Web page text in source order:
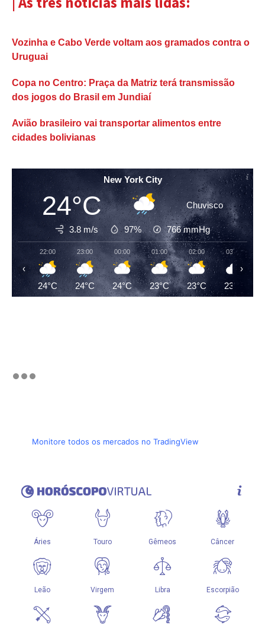
Vozinha e Cabo Verde voltam aos gramados contra o
Uruguai
Copa no Centro: Praça da Matriz terá transmissão
dos jogos do Brasil em Jundiaí
Avião brasileiro vai transportar alimentos entre
cidades bolivianas
New York City
24°C Chuvisco
3.8 m/s 97% 766mmHg
22:00
24°C
23:00
24°C
00:00
24°C
01:00
23°C
02:00
23°C
03:00
23°C
‹ ›
Monitore todos os mercados no TradingView